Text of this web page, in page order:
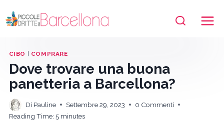
al
CIBO COMPRARE
Dove trovare una buona
panetteria a Barcellona?
Di Pauline Settembre 29, 2023
0 Commenti
Reading Time: 5 minutes